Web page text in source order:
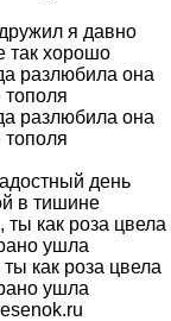
я давно
так хорошо
разлюбила она
разлюбила она
день
в тишине
как роза цвела
ушла
как роза цвела
ушла